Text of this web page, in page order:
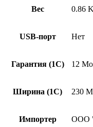
Вес 0.86
USB-порт Нет
Гарантия (1С) 12
Ширина (1С) 230
Импортер ООО